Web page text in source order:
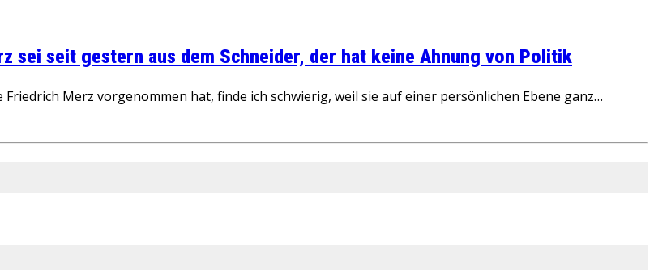
sei seit gestern aus dem Schneider, der hat keine Ahnung von Politik
Merz vorgenommen hat, finde ich schwierig, weil sie auf einer persönlichen Ebene ganz…